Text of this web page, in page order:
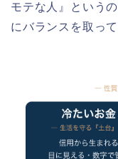
モテな人』という
にバランスを取っ